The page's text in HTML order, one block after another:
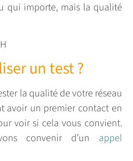
qui importe, mais la qualité
un test ?
la qualité de votre réseau
avoir un premier contact en
voir si cela vous convient.
convenir d’un appel